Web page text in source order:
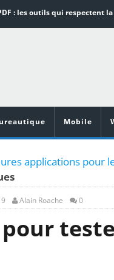
Mobile
applications pour
Alain Roache 0